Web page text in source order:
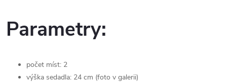
Parametry:
počet míst: 2
výška sedadla: 24 cm (foto v galerii)